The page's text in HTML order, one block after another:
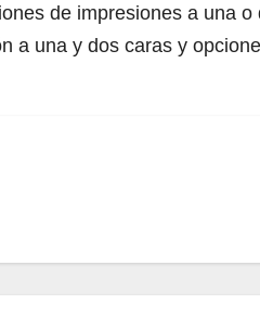
de impresiones a una
a una y dos caras y